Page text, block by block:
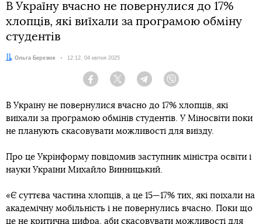
В Україну вчасно не повернулися до 17%
хлопців, які виїхали за програмою обміну
студентів
Автор:
Ольга Березюк Дата:
12:12, 04 квітня 2025
Facebook Twitter Telegram
В Україну не повернулися вчасно до 17% хлопців, які
виїхали за програмою обмінів студентів. У Міносвіти поки
не планують скасовувати можливості для виїзду.
Про це Укрінформу повідомив заступник міністра освіти і
науки України Михайло Винницький.
«Є суттєва частина хлопців, а це 15—17% тих, які поїхали на
академічну мобільність і не повернулись вчасно. Поки що
це не критична цифра, аби скасовувати можливості для